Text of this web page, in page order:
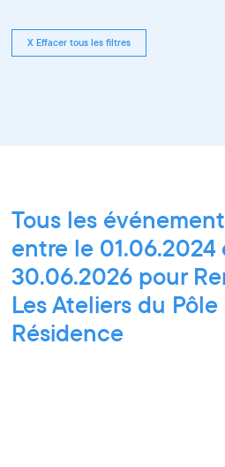
X Effacer tous les filtres
Tous les
entre le 01.06.2024
30.06.2026 pour
Les Ateliers du Pôle
Résidence